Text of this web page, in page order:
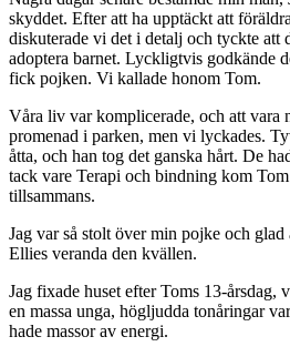
skyddet. Efter att ha upptäckt att
diskuterade vi det i detalj och tyckte att
adoptera barnet. Lyckligtvis godkände
fick pojken. Vi kallade honom Tom.
Våra liv var komplicerade, och att vara
promenad i parken, men vi lyckades.
åtta, och han tog det ganska hårt. De
tack vare Terapi och bindning kom
tillsammans.
Jag var så stolt över min pojke och
Ellies veranda den kvällen.
Jag fixade huset efter Toms 13-årsdag,
en massa unga, högljudda tonåringar
hade massor av energi.